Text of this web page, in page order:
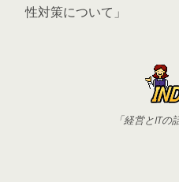
性対策について」
「経営とITの